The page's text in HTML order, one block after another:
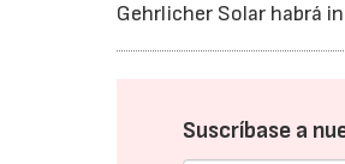
Gehrlicher Solar habrá
Suscríbase a